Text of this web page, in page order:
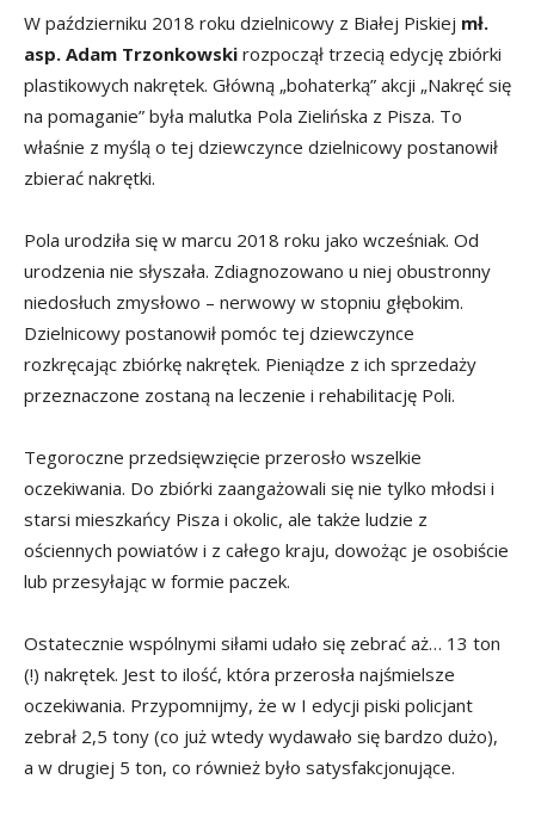
W październiku 2018 roku dzielnicowy z Białej Piskiej mł.
asp. Adam Trzonkowski rozpoczął trzecią edycję zbiórki
plastikowych nakrętek. Główną „bohaterką” akcji „Nakręć się
na pomaganie” była malutka Pola Zielińska z Pisza. To
właśnie z myślą o tej dziewczynce dzielnicowy postanowił
zbierać nakrętki.
Pola urodziła się w marcu 2018 roku jako wcześniak. Od
urodzenia nie słyszała. Zdiagnozowano u niej obustronny
niedosłuch zmysłowo – nerwowy w stopniu głębokim.
Dzielnicowy postanowił pomóc tej dziewczynce
rozkręcając zbiórkę nakrętek. Pieniądze z ich sprzedaży
przeznaczone zostaną na leczenie i rehabilitację Poli.
Tegoroczne przedsięwzięcie przerosło wszelkie
oczekiwania. Do zbiórki zaangażowali się nie tylko młodsi i
starsi mieszkańcy Pisza i okolic, ale także ludzie z
ościennych powiatów i z całego kraju, dowożąc je osobiście
lub przesyłając w formie paczek.
Ostatecznie wspólnymi siłami udało się zebrać aż… 13 ton
(!) nakrętek. Jest to ilość, która przerosła najśmielsze
oczekiwania. Przypomnijmy, że w I edycji piski policjant
zebrał 2,5 tony (co już wtedy wydawało się bardzo dużo),
a w drugiej 5 ton, co również było satysfakcjonujące.